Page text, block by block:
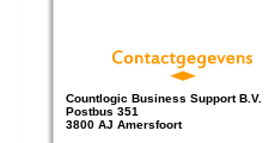
Countlogic Business Support B.V.
Postbus 351
3800 AJ Amersfoort